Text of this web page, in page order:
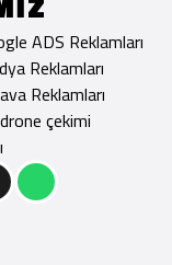
ADS Reklamları
Reklamları
Reklamları
çekimi